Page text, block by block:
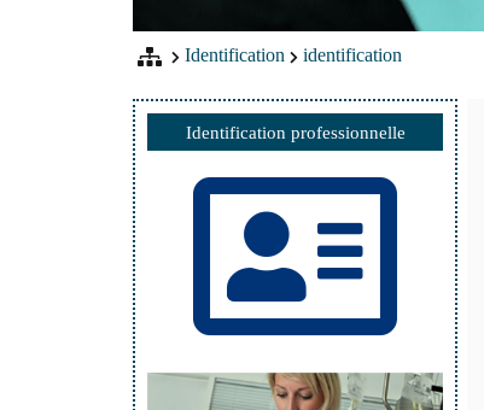
Identification identification
Identification professionnelle